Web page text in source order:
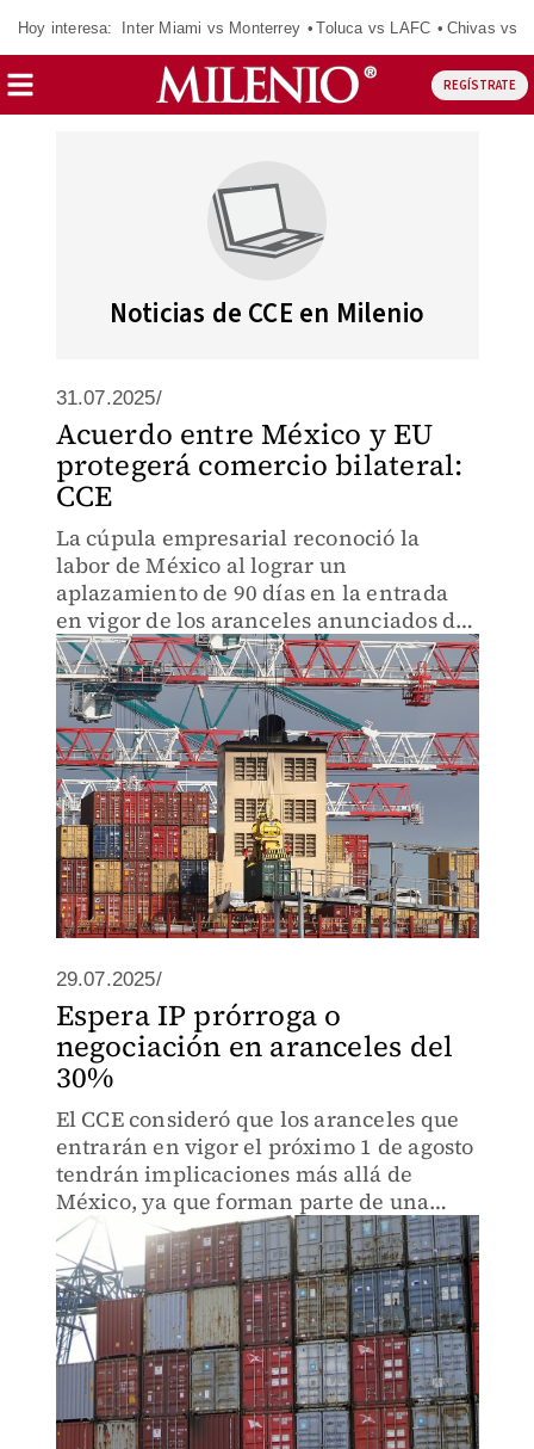
Hoy interesa: Inter Miami vs Monterrey Toluca vs LAFC Chivas vs
REGÍSTRATE
Noticias de CCE en Milenio
31.07.2025/
Acuerdo entre México y EU
protegerá comercio bilateral:
CCE
La cúpula empresarial reconoció la
labor de México al lograr un
aplazamiento de 90 días en la entrada
en vigor de los aranceles anunciados de
hasta 30% por el país vecino del norte.
29.07.2025/
Espera IP prórroga o
negociación en aranceles del
30%
El CCE consideró que los aranceles que
entrarán en vigor el próximo 1 de agosto
tendrán implicaciones más allá de
México, ya que forman parte de una
tendencia global de restricciones.